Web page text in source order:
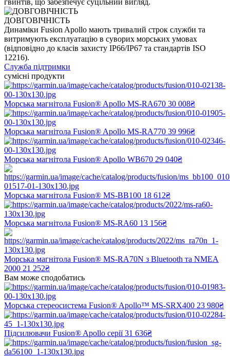
ДОВГОВІЧНІСТЬ
Динаміки Fusion Apollo мають тривалий строк служби та
витримують експлуатацію в суворих морських умовах
(відповідно до класів захисту IP66/IP67 та стандартів ISO
12216).
Служба підтримки
сумісні продукти
Морська магнітола Fusion® Apollo MS-RA670 30 008₴
Морська магнітола Fusion® Apollo MS-RA770 39 996₴
Морська магнітола Fusion® Apollo WB670 29 040₴
Морська магнітола Fusion® MS-BB100 18 612₴
Морська магнітола Fusion® MS-RA60 13 156₴
Морська магнітола Fusion® MS-RA70N з Bluetooth та NMEA
2000 21 252₴
Вам може сподобатись
Морська стереосистема Fusion® Apollo™ MS-SRX400 23 980₴
Підсилювачи Fusion® Apollo серії 31 636₴